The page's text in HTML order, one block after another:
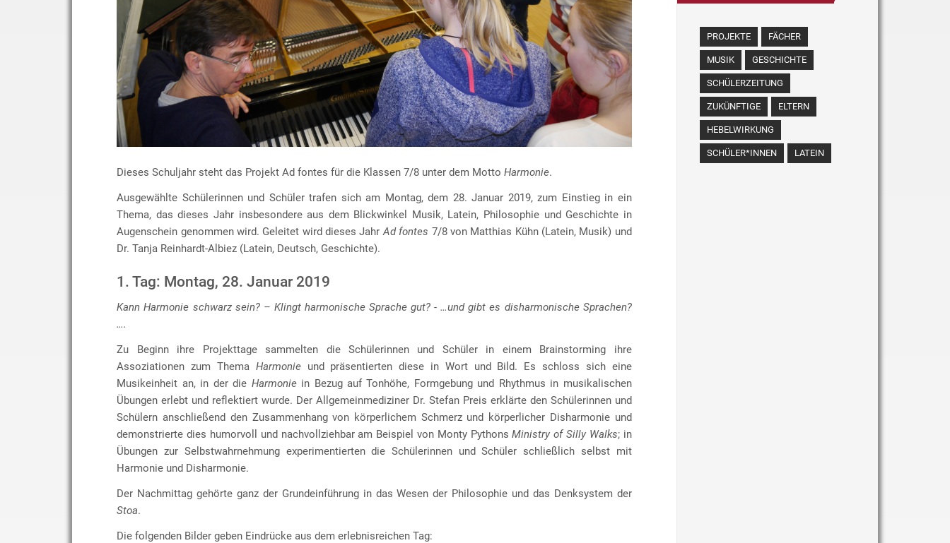
Dieses Schuljahr steht das Projekt Ad fontes für die Klassen 7/8 unter dem MottoHarmonie.
Ausgewählte Schülerinnen und Schüler trafen sich am Montag, dem 28. Januar 2019, zum Einstieg in ein
Thema, das dieses Jahr insbesondere aus dem Blickwinkel Musik, Latein, Philosophie und Geschichte in
Augenschein genommen wird. Geleitet wird dieses Jahr Ad fontes 7/8 von Matthias Kühn (Latein, Musik) und
Dr. Tanja Reinhardt-Albiez (Latein, Deutsch, Geschichte).
1. Tag: Montag, 28. Januar 2019
Kann Harmonie schwarz sein? – Klingt harmonische Sprache gut? - …und gibt es disharmonische Sprachen?
….
Zu Beginn ihre Projekttage sammelten die Schülerinnen und Schüler in einem Brainstorming ihre
Assoziationen zum Thema Harmonieund präsentierten diese in Wort und Bild. Es schloss sich eine
Musikeinheit an, in der die Harmoniein Bezug auf Tonhöhe, Formgebung und Rhythmus in musikalischen
Übungen erlebt und reflektiert wurde. Der Allgemeinmediziner Dr. Stefan Preis erklärte den Schülerinnen und
Schülern anschließend den Zusammenhang von körperlichem Schmerz und körperlicher Disharmonie und
demonstrierte dies humorvoll und nachvollziehbar am Beispiel von Monty PythonsMinistry of Silly Walks; in
Übungen zur Selbstwahrnehmung experimentierten die Schülerinnen und Schüler schließlich selbst mit
Harmonie und Disharmonie.
Der Nachmittag gehörte ganz der Grundeinführung in das Wesen der Philosophie und das Denksystem der
Stoa.
Die folgenden Bilder geben Eindrücke aus dem erlebnisreichen Tag:
PROJEKTE FÄCHER
MUSIK GESCHICHTE
SCHÜLERZEITUNG
ZUKÜNFTIGE ELTERN
HEBELWIRKUNG
SCHÜLER*INNEN LATEIN